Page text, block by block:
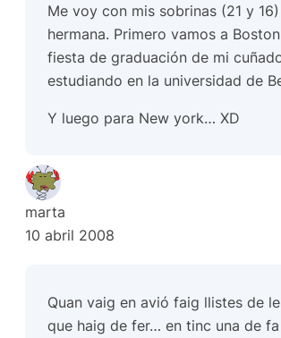
Me voy con mis sobrinas (21 y
hermana. Primero vamos a
fiesta de graduación de mi
estudiando en la universidad de
Y luego para New york… XD
marta
10 abril 2008
Quan vaig en avió faig llistes de
que haig de fer… en tinc una de